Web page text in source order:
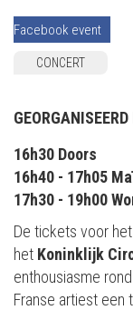
Facebook event
CONCERT
GEORGANISEERD
16h30 Doors
16h40 - 17h05
17h30 - 19h00
De tickets voor
het Koninklijk
enthousiasme
Franse artiest een